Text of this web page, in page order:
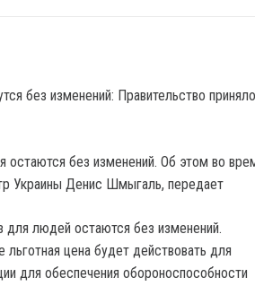
остаются без изменений. Об этом во
Украины Денис Шмыгаль, передает
для людей остаются без изменений.
цена будет действовать для
для обеспечения обороноспособности